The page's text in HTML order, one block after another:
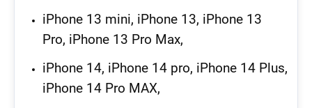
iPhone 13 mini, iPhone 13, iPhone 13
Pro, iPhone 13 Pro Max,
iPhone 14, iPhone 14 pro, iPhone 14 Plus,
iPhone 14 Pro MAX,